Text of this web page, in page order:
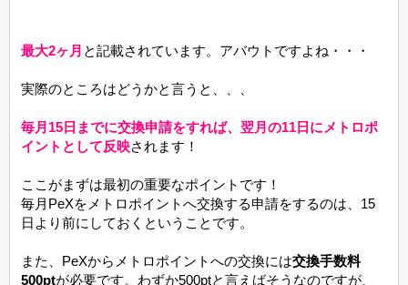
最大2ヶ月 と記載されています。アバウトですよね・・・
実際のところはどうかと言うと、、、
毎月15日までに交換申請をすれば、翌月の11日にメトロポ
イントとして反映されます！
ここがまずは最初の重要なポイントです！
毎月PeXをメトロポイントへ交換する申請をするのは、15
日より前にしておくということです。
また、PeXからメトロポイントへの交換には交換手数料
500ptが必要です。わずか500ptと言えばそうなのですが、